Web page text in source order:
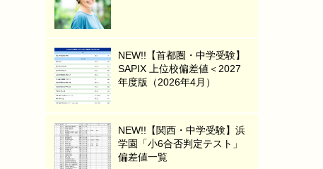
NEW!!【首都圏・中学受験】
SAPIX 上位校偏差値＜2027
年度版（2026年4月）
NEW!!【関西・中学受験】浜
学園「小6合否判定テスト」
偏差値一覧